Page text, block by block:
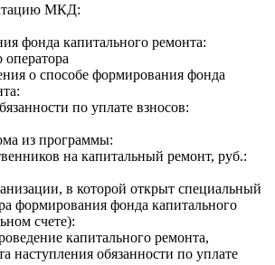
МКД:
фонда капитального ремонта:
оператора
о способе формирования фонда
по уплате взносов:
из программы:
на капитальный ремонт, руб.:
в которой открыт специальный
формирования фонда капитального
счете):
капитального ремонта,
наступления обязанности по уплате